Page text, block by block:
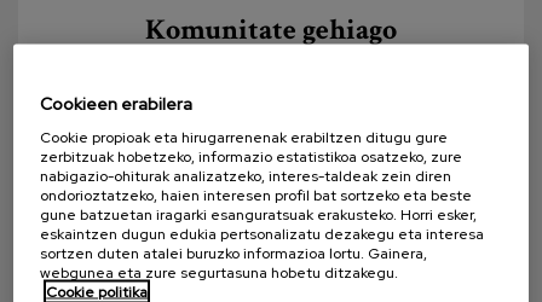
Komunitate gehiago
Beren egunerokotasuna garatzeko laguntza behar
duten pertsonen bizitza igarotzen ari da, “eredu
berria” deritzogun eta Giza Eskubideekin
zerikusia...
Cookieen erabilera
Cookie propioak eta hirugarrenenak erabiltzen ditugu gure
zerbitzuak hobetzeko, informazio estatistikoa osatzeko, zure
nabigazio-ohiturak analizatzeko, interes-taldeak zein diren
ondorioztatzeko, haien interesen profil bat sortzeko eta beste
gune batzuetan iragarki esanguratsuak erakusteko. Horri esker,
eskaintzen dugun edukia pertsonalizatu dezakegu eta interesa
sortzen duten atalei buruzko informazioa lortu. Gainera,
webgunea eta zure segurtasuna hobetu ditzakegu.
Cookie politika